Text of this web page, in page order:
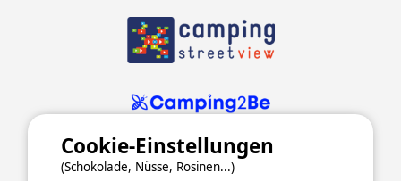
Cookie-Einstellungen
(Schokolade, Nüsse, Rosinen...)